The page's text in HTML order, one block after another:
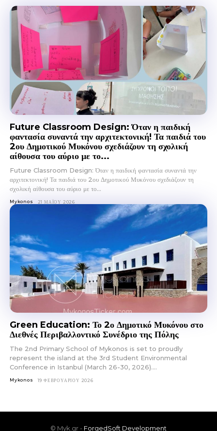
Future Classroom Design: Όταν η παιδική
φαντασία συναντά την αρχιτεκτονική! Τα παιδιά του
2ου Δημοτικού Μυκόνου σχεδιάζουν τη σχολική
αίθουσα του αύριο με το...
Future Classroom Design: Όταν η παιδική φαντασία συναντά την
αρχιτεκτονική! Τα παιδιά του 2ου Δημοτικού Μυκόνου σχεδιάζουν τη
σχολική αίθουσα του αύριο με το...
Mykonos 21 ΜΑΪ́ΟΥ 2026
Green Education: Το 2ο Δημοτικό Μυκόνου στο
Διεθνές Περιβαλλοντικό Συνέδριο της Πόλης
The 2nd Primary School of Mykonos is set to proudly
represent the island at the 3rd Student Environmental
Conference in Istanbul (March 26-30, 2026)....
Mykonos 19 ΦΕΒΡΟΥΑΡΊΟΥ 2026
© Myk.gr - ForgedSoft Development